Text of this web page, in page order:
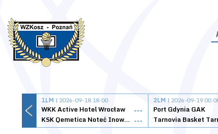
1LM | 2026-09-18 18:00
WKK Active Hotel Wrocław
---
KSK Qemetica Noteć Inowrocław ---
2LM | 2026-09-19
Port Gdynia GAK